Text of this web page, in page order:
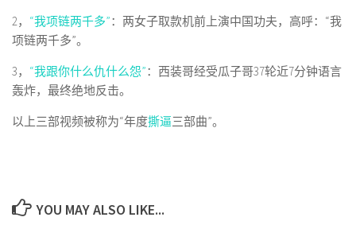
2， “我项链两千多”：两女子取款机前上演中国功夫，高呼：“我
项链两千多”。
3， “我跟你什么仇什么怨”：西装哥经受瓜子哥37轮近7分钟语言
轰炸，最终绝地反击。
以上三部视频被称为“年度撕逼三部曲”。
YOU MAY ALSO LIKE...